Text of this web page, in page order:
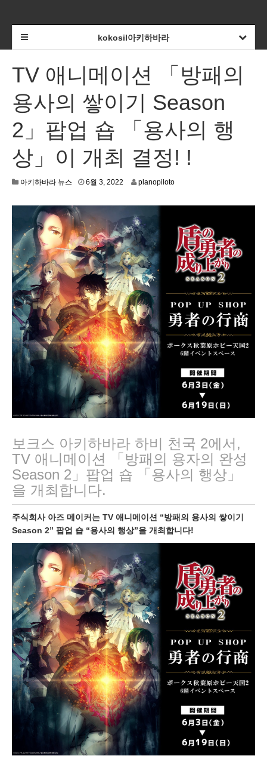
kokosil아키하바라
TV 애니메이션 「방패의
용사의 쌓이기 Season
2」팝업 숍 「용사의 행
상」이 개최 결정! !
아키하바라 뉴스 6월 3, 2022
0
2
2
planopiloto
보크스 아키하바라 하비 천국 2에서,
TV 애니메이션 「방패의 용자의 완성
Season 2」팝업 숍 「용사의 행상」
을 개최합니다.
주식회사 아즈 메이커는 TV 애니메이션 “방패의 용사의 쌓이기
Season 2” 팝업 숍 “용사의 행상”을 개최합니다!